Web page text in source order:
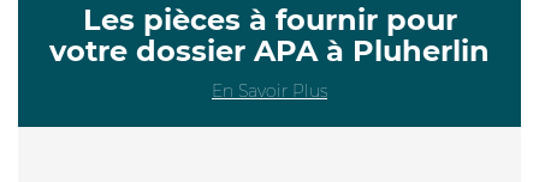
Les pièces à fournir pour
votre dossier APA à Pluherlin
En Savoir Plus